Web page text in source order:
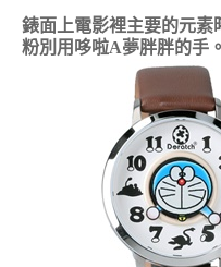
錶面上電影裡主要的元素
粉別用哆啦A夢胖胖的手。